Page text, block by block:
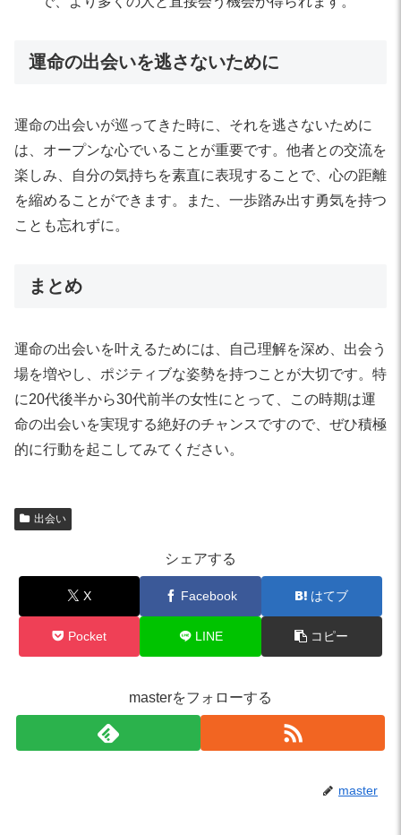
運命の出会いを逃さないために
運命の出会いが巡ってきた時に、それを逃さないために
は、オープンな心でいることが重要です。他者との交流を
楽しみ、自分の気持ちを素直に表現することで、心の距離
を縮めることができます。また、一歩踏み出す勇気を持つ
ことも忘れずに。
まとめ
運命の出会いを叶えるためには、自己理解を深め、出会う
場を増やし、ポジティブな姿勢を持つことが大切です。特
に20代後半から30代前半の女性にとって、この時期は運
命の出会いを実現する絶好のチャンスですので、ぜひ積極
的に行動を起こしてみてください。
出会い
シェアする
X Facebook はてブ
Pocket LINE コピー
masterをフォローする
master